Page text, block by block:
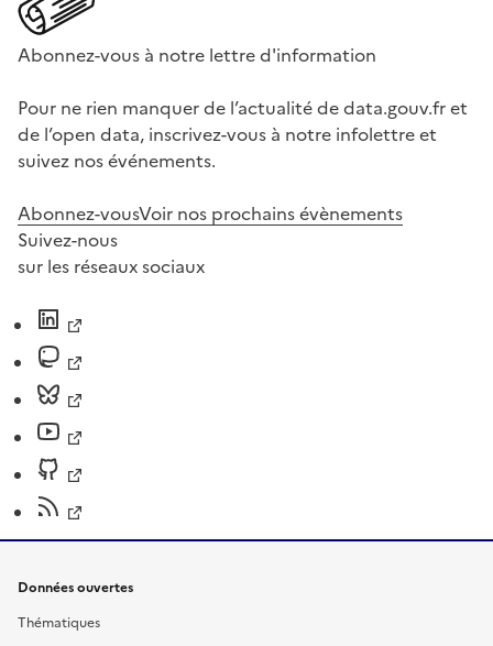
Abonnez-vous à notre lettre d'information
Pour ne rien manquer de l’actualité de data.gouv.fr et
de l’open data, inscrivez-vous à notre infolettre et
suivez nos événements.
Abonnez-vousVoir nos prochains évènements
Suivez-nous
sur les réseaux sociaux
Données ouvertes
Thématiques